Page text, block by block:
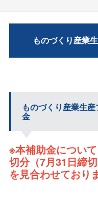
ものづくり産業
ものづくり産業生
金
※本補助金につい
切分（7月31日締
を見合わせており